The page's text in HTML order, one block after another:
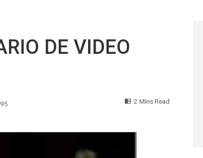
DE VIDEO
95 2 Mins Read